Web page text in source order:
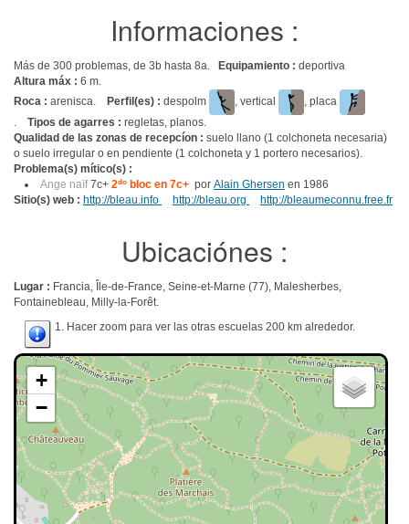
Informaciones :
Más de 300 problemas, de 3b hasta 8a. Equipamiento : deportiva
Altura máx : 6 m.
Roca : arenisca. Perfil(es) : despolm , vertical
, placa
. Tipos de agarres : regletas, planos.
Qualidad de las zonas de recepcíon : suelo llano (1 colchoneta necesaria)
o suelo irregular o en pendiente (1 colchoneta y 1 portero necesarios).
Problema(s) mítico(s) :
Ange naïf7c+ 2do bloc en 7c+ por Alain Ghersen en 1986
Sitio(s) web : http://bleau.info http://bleau.org http://bleaumeconnu.free.fr
Ubicaciónes :
Lugar : Francia, Île-de-France, Seine-et-Marne (77), Malesherbes,
Fontainebleau, Milly-la-Forêt.
1. Hacer zoom para ver las otras escuelas 200 km alrededor.
+
−